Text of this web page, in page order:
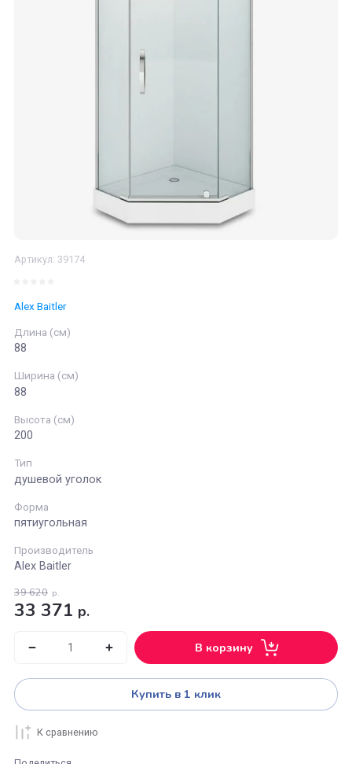
Артикул: 39174
Alex Baitler
88
Высота (см)
200
Тип
душевой уголок
Форма
пятиугольная
Производитель
33 371р.